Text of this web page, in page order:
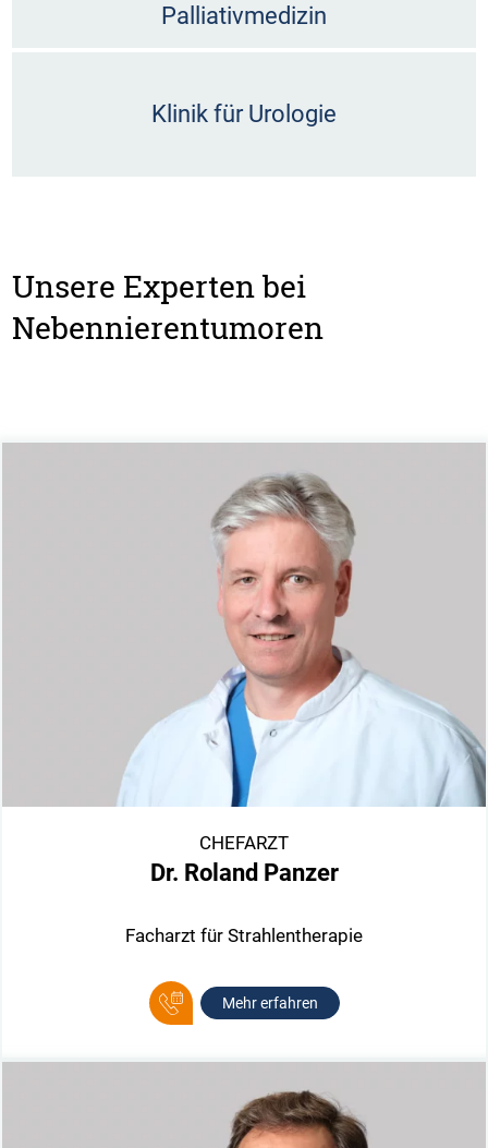
Palliativmedizin
Klinik für Urologie
Unsere Experten bei
Nebennierentumoren
CHEFARZT
Dr. Roland Panzer
Facharzt für Strahlentherapie
Mehr erfahren